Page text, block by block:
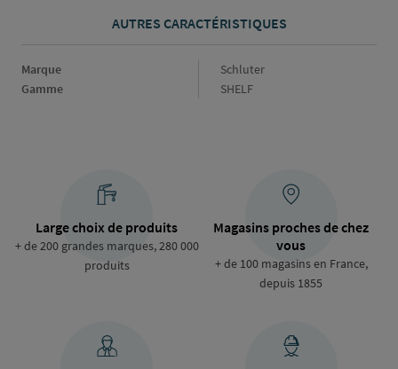
AUTRES CARACTÉRISTIQUES
Marque Marque
Schluter
Gamme
Gamme
SHELF
Large choix de produits
+ de 200 grandes marques, 280 000
produits
Magasins proches de chez
vous
+ de 100 magasins en France,
depuis 1855